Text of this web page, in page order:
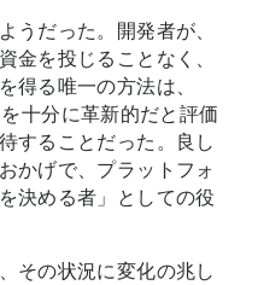
うだった。開発者が、
金を投じることなく、
得る唯一の方法は、
十分に革新的だと評価
することだった。良し
かげで、プラットフォ
決める者」としての役
その状況に変化の兆し